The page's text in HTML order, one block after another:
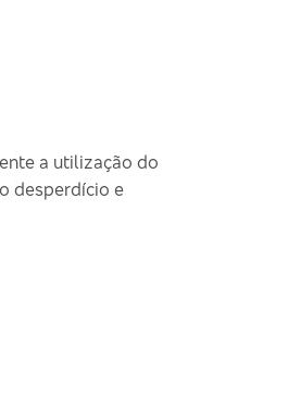
a utilização do
desperdício e